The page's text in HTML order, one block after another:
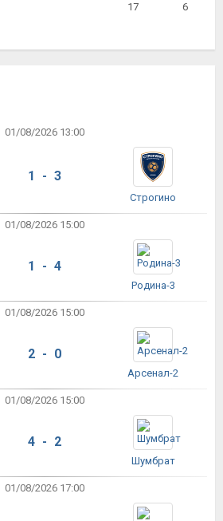
17 6
01/08/2026 13:00
1 - 3
Строгино
01/08/2026 15:00
1 - 4
Родина-3
01/08/2026 15:00
2 - 0
Арсенал-2
01/08/2026 15:00
4 - 2
Шумбрат
01/08/2026 17:00